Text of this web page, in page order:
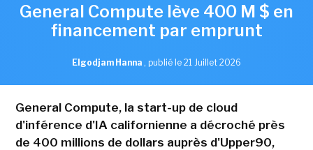
General Compute lève 400 M $ en
financement par emprunt
Elgodjam Hanna , publié le 21 Juillet 2026
General Compute, la start-up de cloud
d'inférence d'IA californienne a décroché près
de 400 millions de dollars auprès d'Upper90,